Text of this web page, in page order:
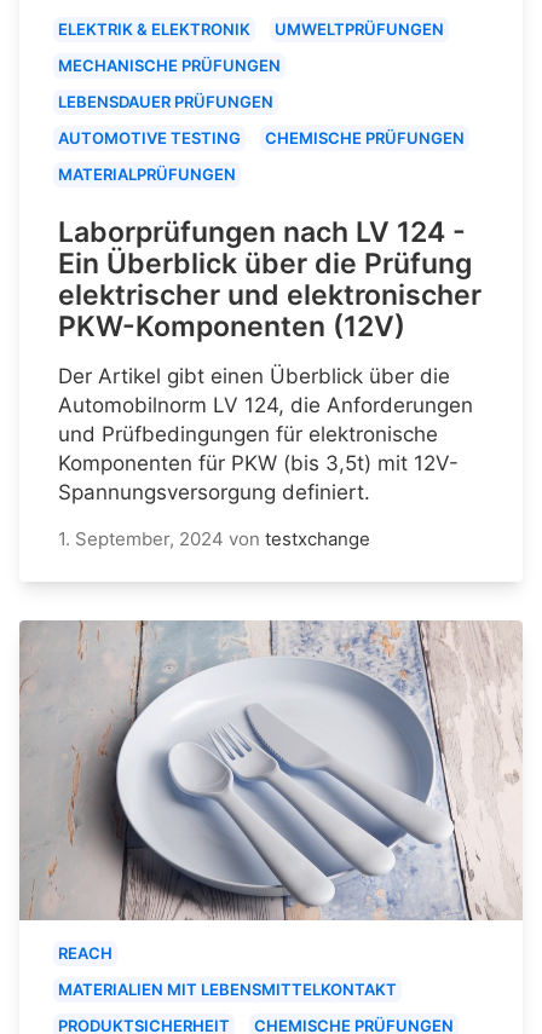
ELEKTRIK & ELEKTRONIK
UMWELTPRÜFUNGEN
MECHANISCHE PRÜFUNGEN
LEBENSDAUER PRÜFUNGEN
AUTOMOTIVE TESTING
CHEMISCHE PRÜFUNGEN
MATERIALPRÜFUNGEN
Laborprüfungen nach LV 124 -
Ein Überblick über die Prüfung
elektrischer und elektronischer
PKW-Komponenten (12V)
Der Artikel gibt einen Überblick über die
Automobilnorm LV 124, die Anforderungen
und Prüfbedingungen für elektronische
Komponenten für PKW (bis 3,5t) mit 12V-
Spannungsversorgung definiert.
1. September, 2024 von testxchange
REACH
MATERIALIEN MIT LEBENSMITTELKONTAKT
PRODUKTSICHERHEIT
CHEMISCHE PRÜFUNGEN